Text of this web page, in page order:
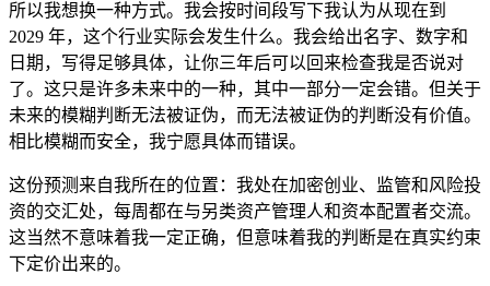
所以我想换一种方式。我会按时间段写下我认为从现在到
2029 年，这个行业实际会发生什么。我会给出名字、数字和
日期，写得足够具体，让你三年后可以回来检查我是否说对
了。这只是许多未来中的一种，其中一部分一定会错。但关于
未来的模糊判断无法被证伪，而无法被证伪的判断没有价值。
相比模糊而安全，我宁愿具体而错误。
这份预测来自我所在的位置：我处在加密创业、监管和风险投
资的交汇处，每周都在与另类资产管理人和资本配置者交流。
这当然不意味着我一定正确，但意味着我的判断是在真实约束
下定价出来的。